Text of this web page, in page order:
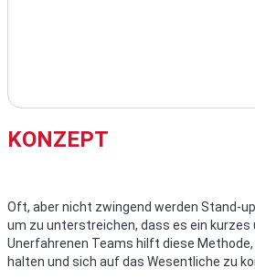
KONZEPT
Oft, aber nicht zwingend werden Stand-
um zu unterstreichen, dass es ein
Unerfahrenen Teams hilft diese
halten und sich auf das Wesentliche zu